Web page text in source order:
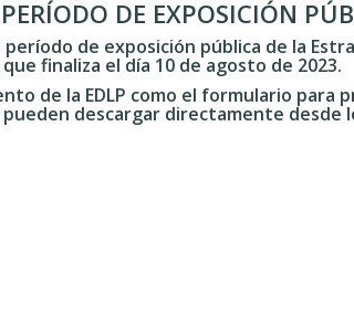
DE EXPOSICIÓN
período de exposición pública de la
finaliza el día 10 de agosto de 2023.
de la EDLP como el formulario
descargar directamente desde